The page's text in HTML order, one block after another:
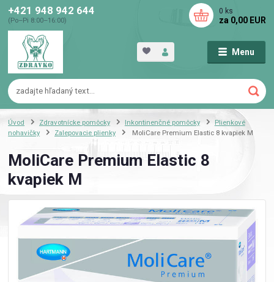
Menu
+421 948 942 644
(Po–Pi 8:00–16:00)
0 ks
za 0,00 EUR
Úvod Zdravotnícke pomôcky Inkontinenčné pomôcky
Plienkové
nohavičky
Zalepovacie plienky MoliCare Premium Elastic 8 kvapiek M
MoliCare Premium Elastic 8
kvapiek M